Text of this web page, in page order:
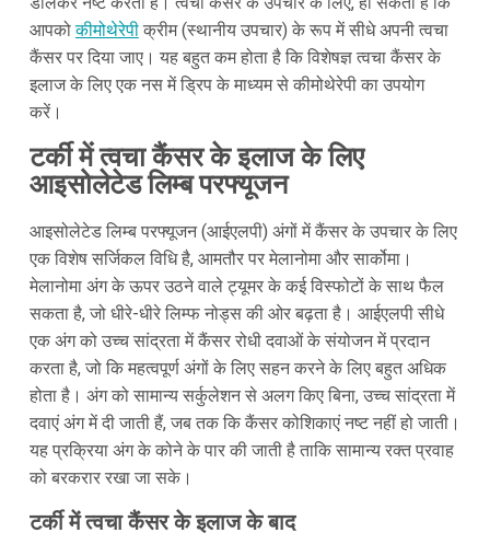
आपकोकीमोथेरेपीक्रीम (स्थानीय उपचार) के रूप में सीधे अपनी त्वचा
कैंसर पर दिया जाए। यह बहुत कम होता है कि विशेषज्ञ त्वचा कैंसर के
इलाज के लिए एक नस में ड्रिप के माध्यम से कीमोथेरेपी का उपयोग
करें।
टर्की में त्वचा कैंसर के इलाज के लिए
आइसोलेटेड लिम्ब परफ्यूजन
आइसोलेटेड लिम्ब परफ्यूजन (आईएलपी) अंगों में कैंसर के उपचार के लिए
एक विशेष सर्जिकल विधि है, आमतौर पर मेलानोमा और सार्कोमा।
मेलानोमा अंग के ऊपर उठने वाले ट्यूमर के कई विस्फोटों के साथ फैल
सकता है, जो धीरे-धीरे लिम्फ नोड्स की ओर बढ़ता है। आईएलपी सीधे
एक अंग को उच्च सांद्रता में कैंसर रोधी दवाओं के संयोजन में प्रदान
करता है, जो कि महत्वपूर्ण अंगों के लिए सहन करने के लिए बहुत अधिक
होता है। अंग को सामान्य सर्कुलेशन से अलग किए बिना, उच्च सांद्रता में
दवाएं अंग में दी जाती हैं, जब तक कि कैंसर कोशिकाएं नष्ट नहीं हो जाती।
यह प्रक्रिया अंग के कोने के पार की जाती है ताकि सामान्य रक्त प्रवाह
को बरकरार रखा जा सके।
टर्की में त्वचा कैंसर के इलाज के बाद